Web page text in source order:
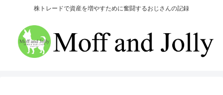
株トレードで資産を増やすために奮闘するおじさんの記録